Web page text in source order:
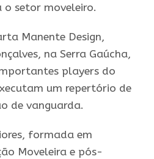
o setor moveleiro.
Manente Design,
na Serra Gaúcha,
players do
um repertório de
de vanguarda.
formada em
Moveleira e pós-